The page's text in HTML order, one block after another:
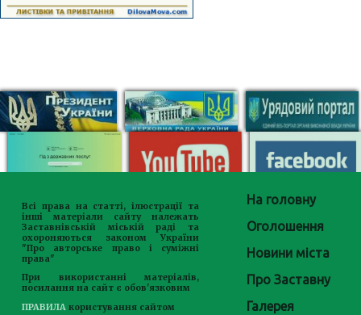
Всі права на статті, ілюстрації та
інші матеріали сайту належать
Заставнівській міській раді та
охороняються законом України
"Про авторське право і суміжні
права"
При використанні матеріалів,
посилання на сайт є обов'язковим
ПРАВИЛА користування сайтом
На головну
Оголошення
Новини міста
Про Заставну
Галерея